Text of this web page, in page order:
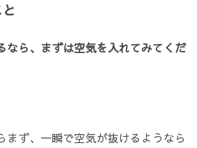
なら、まずは空気を入れてみてくだ
まず、一瞬で空気が抜けるようなら